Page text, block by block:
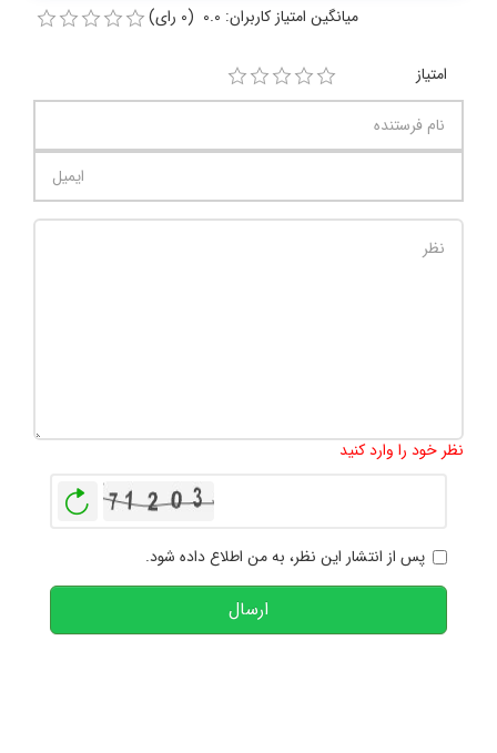
میانگین امتیاز کاربران: 0.0 (0 رای)
امتیاز
نظر خود را وارد کنید
پس از انتشار این نظر، به من اطلاع داده شود.
ارسال